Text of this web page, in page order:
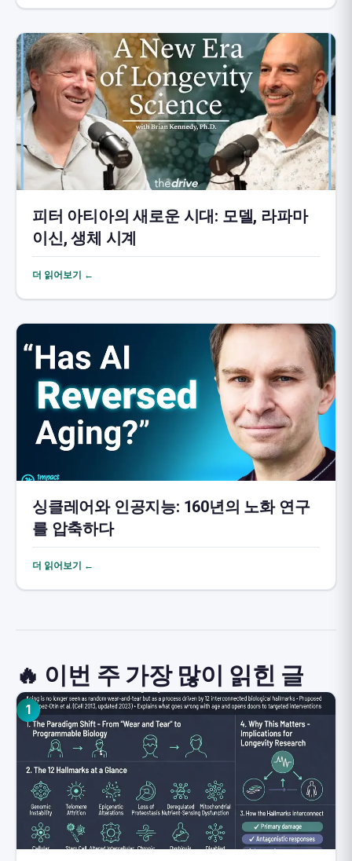
피터 아티아의 새로운 시대: 모델, 라파마
이신, 생체 시계
더 읽어보기 ←
싱클레어와 인공지능: 160년의 노화 연구
를 압축하다
더 읽어보기 ←
🔥 이번 주 가장 많이 읽힌 글
1